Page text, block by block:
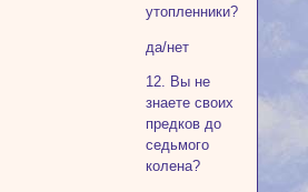
утопленники?
да/нет
12. Вы не
знаете своих
предков до
седьмого
колена?